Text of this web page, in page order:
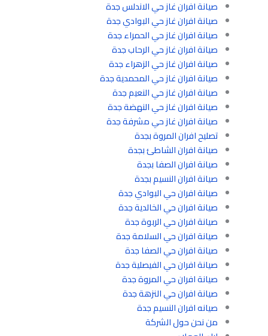
صيانة افران غاز حي الاندلس جدة
صيانة افران غاز حي البوادي جدة
صيانة افران غاز حي الحمراء جدة
صيانة افران غاز حي الرحاب جدة
صيانة افران غاز حي الزهراء جدة
صيانة افران غاز حي المحمدية جدة
صيانة افران غاز حي النعيم جدة
صيانة افران غاز حي النهضة جدة
صيانة افران غاز حي مشرفة جدة
تصليح افران المروة بجدة
صيانة افران الشاطئ بجدة
صيانة افران الصفا بجدة
صيانة افران النسيم بجدة
صيانة افران حي البوادي جدة
صيانة افران حي الخالدية جدة
صيانة افران حي الربوة جدة
صيانة افران حي السلامة جدة
صيانة افران حي الصفا جدة
صيانة افران حي الفيصلية جدة
صيانة افران حي المروة جدة
صيانة افران حي النزهة جدة
صيانه افران النسيم جدة
من نحن حول الشركة